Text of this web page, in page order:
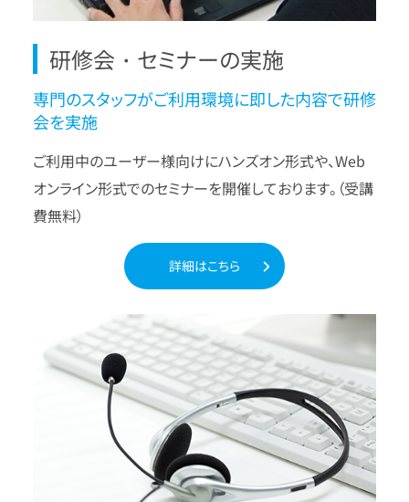
研修会・セミナーの実施
専門のスタッフがご利用環境に即した内容で研修
会を実施
ご利用中のユーザー様向けにハンズオン形式や、Web
オンライン形式でのセミナーを開催しております。（受講
費無料）
詳細はこちら